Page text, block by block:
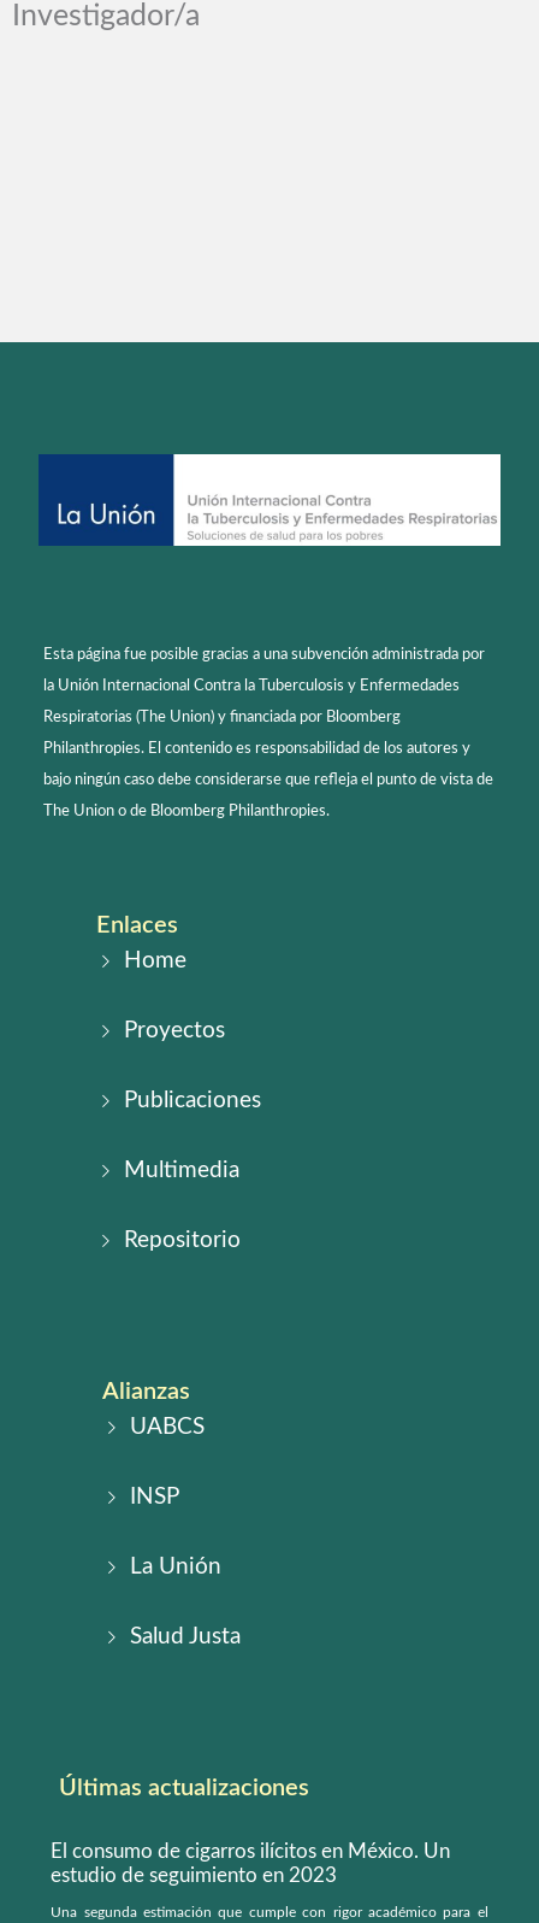
Investigador/a
Esta página fue posible gracias a una subvención administrada por
la Unión Internacional Contra la Tuberculosis y Enfermedades
Respiratorias (The Union) y financiada por Bloomberg
Philanthropies. El contenido es responsabilidad de los autores y
bajo ningún caso debe considerarse que refleja el punto de vista de
The Union o de Bloomberg Philanthropies.
Enlaces
Home
Proyectos
Publicaciones
Multimedia
Repositorio
Alianzas
UABCS
INSP
La Unión
Salud Justa
Últimas actualizaciones
El consumo de cigarros ilícitos en México. Un
estudio de seguimiento en 2023
Una segunda estimación que cumple con rigor académico para el